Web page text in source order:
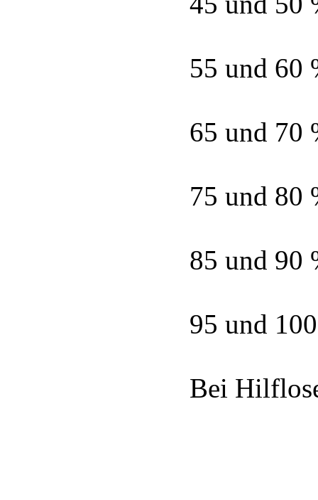
55 und 60
65 und 70
75 und 80
85 und 90
95 und
Bei